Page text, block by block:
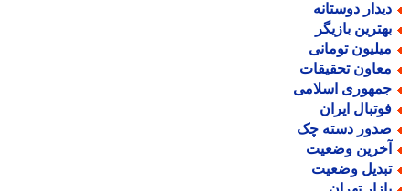
دوستانه
بازیگر
تومانی
تحقیقات
اسلامی
ایران
دسته چک
وضعیت
وضعیت